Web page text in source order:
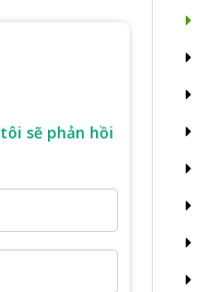
sẽ phản hồi